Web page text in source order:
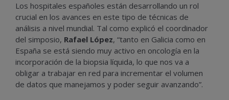
Los hospitales españoles están desarrollando un rol
crucial en los avances en este tipo de técnicas de
análisis a nivel mundial. Tal como explicó el coordinador
del simposio, Rafael López, “tanto en Galicia como en
España se está siendo muy activo en oncología en la
incorporación de la biopsia líquida, lo que nos va a
obligar a trabajar en red para incrementar el volumen
de datos que manejamos y poder seguir avanzando”.